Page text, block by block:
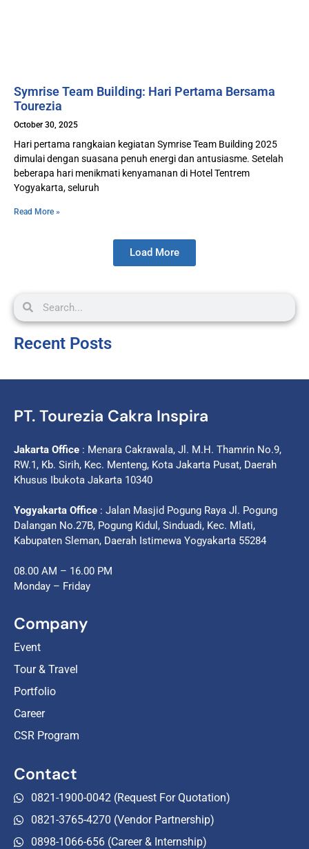
Symrise Team Building: Hari Pertama Bersama
Tourezia
October 30, 2025
Hari pertama rangkaian kegiatan Symrise Team Building 2025
dimulai dengan suasana penuh energi dan antusiasme. Setelah
beberapa hari menikmati kenyamanan di Hotel Tentrem
Yogyakarta, seluruh
Read More »
Load More
Recent Posts
PT. Tourezia Cakra Inspira
Jakarta Office : Menara Cakrawala, Jl. M.H. Thamrin No.9,
RW.1, Kb. Sirih, Kec. Menteng, Kota Jakarta Pusat, Daerah
Khusus Ibukota Jakarta 10340
Yogyakarta Office : Jalan Masjid Pogung Raya Jl. Pogung
Dalangan No.27B, Pogung Kidul, Sinduadi, Kec. Mlati,
Kabupaten Sleman, Daerah Istimewa Yogyakarta 55284
08.00 AM – 16.00 PM
Monday – Friday
Company
Event
Tour & Travel
Portfolio
Career
CSR Program
Contact
0821-1900-0042 (Request For Quotation)
0821-3765-4270 (Vendor Partnership)
0898-1066-656 (Career & Internship)